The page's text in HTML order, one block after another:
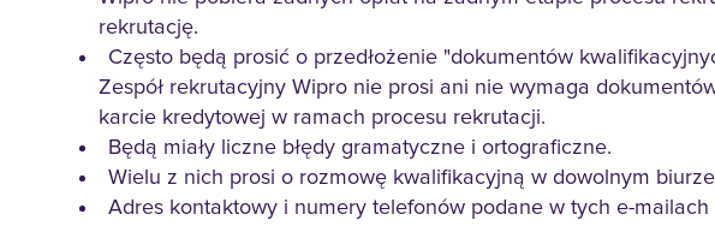
rekrutację.
Często będą prosić o przedłożenie "dokumentów
Zespół rekrutacyjny Wipro nie prosi ani nie wymaga
karcie kredytowej w ramach procesu rekrutacji.
Będą miały liczne błędy gramatyczne i ortograficzne.
Wielu z nich prosi o rozmowę kwalifikacyjną w dowolnym
Adres kontaktowy i numery telefonów podane w tych e-mailach